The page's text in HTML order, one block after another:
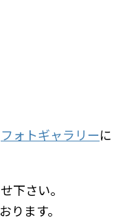
フォトギャラリーに
下さい。
ます。